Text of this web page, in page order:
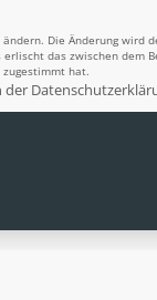
Die Änderung wird
das zwischen
hat.